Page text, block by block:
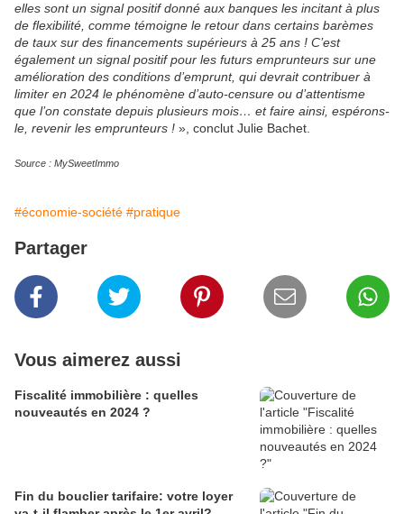
elles sont un signal positif donné aux banques les incitant à plus
de flexibilité, comme témoigne le retour dans certains barèmes
de taux sur des financements supérieurs à 25 ans ! C’est
également un signal positif pour les futurs emprunteurs sur une
amélioration des conditions d’emprunt, qui devrait contribuer à
limiter en 2024 le phénomène d’auto-censure ou d’attentisme
que l’on constate depuis plusieurs mois… et faire ainsi, espérons-
le, revenir les emprunteurs ! », conclut Julie Bachet.
Source : MySweetImmo
#économie-société #pratique
Partager
Vous aimerez aussi
Fiscalité immobilière : quelles
nouveautés en 2024 ?
Fin du bouclier tarifaire: votre loyer